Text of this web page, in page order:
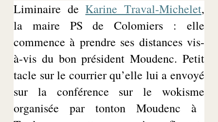
Liminaire de KarineTraval-Michelet,
la maire PS de Colomiers : elle
commence à prendre ses distances vis-
à-vis du bon présidentMoudenc. Petit
tacle sur le courrier qu’elle lui a envoyé
sur la conférence sur le wokisme
organisée par tonton Moudenc à